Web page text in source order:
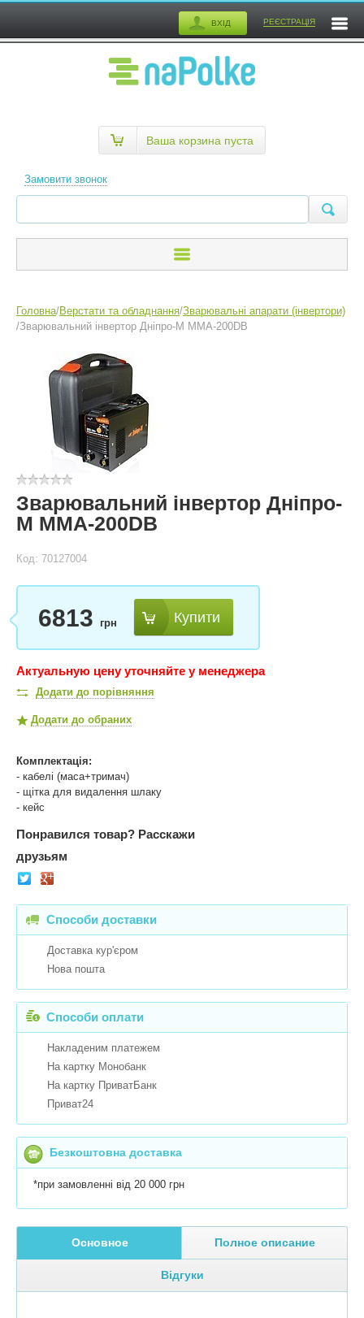
ВХІД РЕЄСТРАЦІЯ
Замовити звонок
Ваша корзина пуста
Головна/Верстати та обладнання/Зварювальні апарати (інвертори)
/Зварювальний інвертор Дніпро-М ММА-200DB
Зварювальний інвертор Дніпро-
М ММА-200DB
Код: 70127004
6813 грн Купити
Актуальную цену уточняйте у менеджера
Додати до порівняння
Додати до обраних
Комплектація:
- кабелі (маса+тримач)
- щітка для видалення шлаку
- кейс
Понравился товар? Расскажи
друзьям
Способи доставки
Доставка кур'єром
Нова пошта
Способи оплати
Накладеним платежем
На картку Монобанк
На картку ПриватБанк
Приват24
Безкоштовна доставка
*при замовленні від 20 000 грн
Основное Полное описание
Відгуки